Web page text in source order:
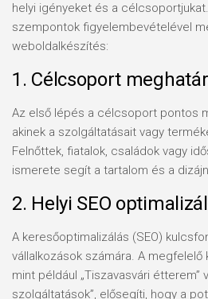
helyi igényeket és a
szempontok figyelembevételével
weboldalkészítés:
1. Célcsoport
Az első lépés a célcsoport pontos
akinek a szolgáltatásait vagy
Felnőttek, fiatalok, családok vagy
ismerete segít a tartalom és a
2. Helyi SEO
A keresőoptimalizálás (SEO)
vállalkozások számára. A megfelelő
mint például „Tiszavasvári étterem”
szolgáltatások”, elősegíti, hogy a